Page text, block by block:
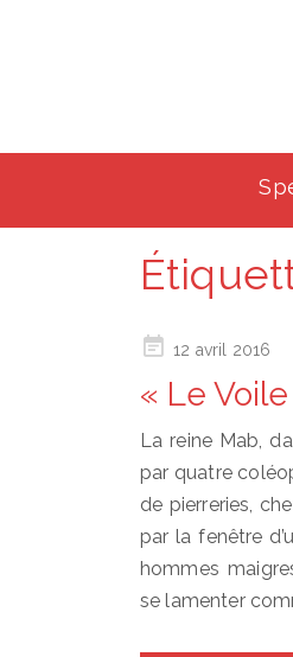
Posted12 avril 2016
« Le
La reine Mab,
par quatre
de pierreries,
par la fenêtre
hommes
se lamenter